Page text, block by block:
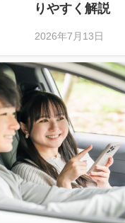
りやすく解説
2026年7月13日